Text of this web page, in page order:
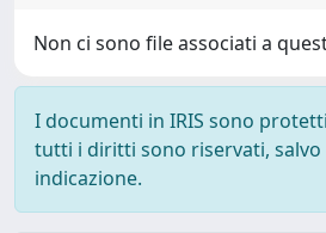
Non ci sono file associati a
I documenti in IRIS sono
tutti i diritti sono riservati, salvo
indicazione.